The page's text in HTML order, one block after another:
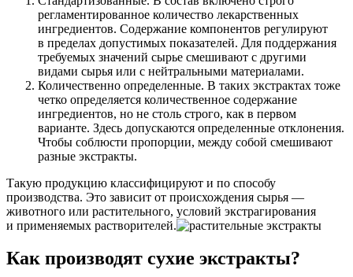
регламентированное количество лекарственных
ингредиентов. Содержание компонентов регулируют
в пределах допустимых показателей. Для поддержания
требуемых значений сырье смешивают с другими
видами сырья или с нейтральными материалами.
Количественно определенные. В таких экстрактах тоже
четко определяется количественное содержание
ингредиентов, но не столь строго, как в первом
варианте. Здесь допускаются определенные отклонения.
Чтобы соблюсти пропорции, между собой смешивают
разные экстракты.
Такую продукцию классифицируют и по способу
производства. Это зависит от происхождения сырья —
животного или растительного, условий экстрагирования
и применяемых растворителей.
Как производят сухие экстракты?